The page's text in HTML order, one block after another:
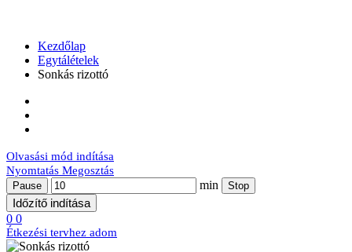
Kezdőlap
Egytálételek
Sonkás rizottó
Olvasási mód indítása
Nyomtatás Megosztás
Pause min Stop
Időzítő indítása
0 0
Étkezési tervhez adom